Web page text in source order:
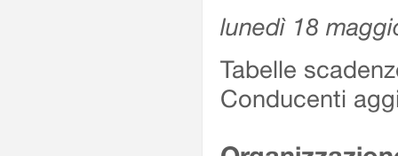
lunedì 18
Tabelle
Conducenti